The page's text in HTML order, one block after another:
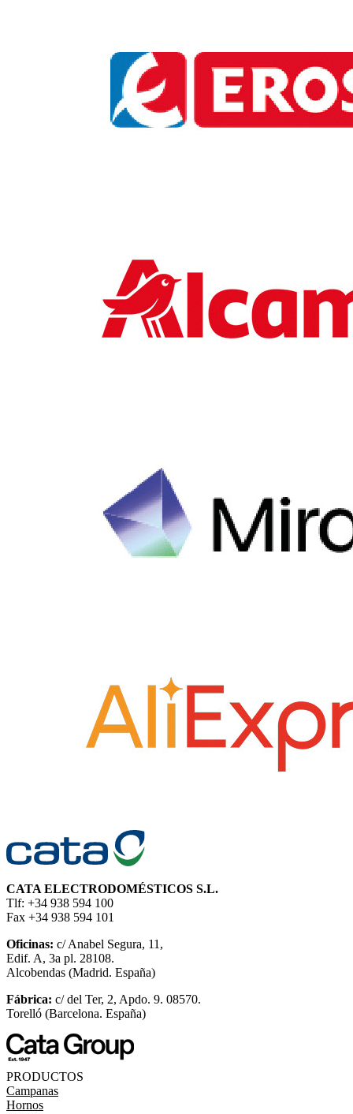
CATA ELECTRODOMÉSTICOS S.L.
Tlf: +34 938 594 100
Fax +34 938 594 101
Oficinas: c/ Anabel Segura, 11,
Edif. A, 3a pl. 28108.
Alcobendas (Madrid. España)
Fábrica: c/ del Ter, 2, Apdo. 9. 08570.
Torelló (Barcelona. España)
PRODUCTOS
Campanas
Hornos